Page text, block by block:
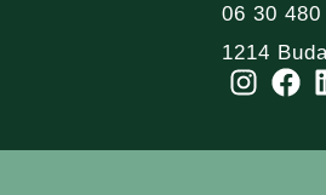
06 30 480
1214